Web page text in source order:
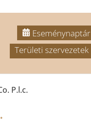
Eseménynaptár
.Területi szervezetek
P.l.c.